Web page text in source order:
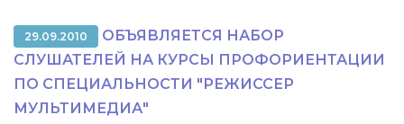
29.09.2010
ОБЪЯВЛЯЕТСЯ НАБОР
СЛУШАТЕЛЕЙ НА КУРСЫ ПРОФОРИЕНТАЦИИ
ПО СПЕЦИАЛЬНОСТИ "РЕЖИССЕР
МУЛЬТИМЕДИА"